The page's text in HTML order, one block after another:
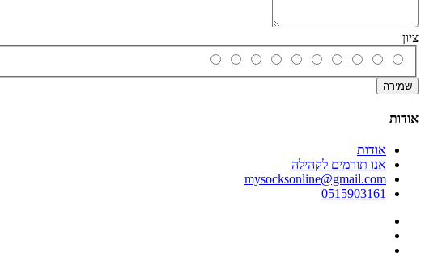
ציון
שמירה
אודות
אודות
אנו תורמים לקהילה
mysocksonline@gmail.com
0515903161